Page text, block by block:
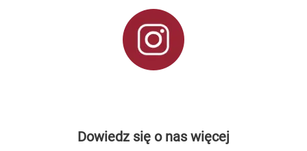
Dowiedz się o nas więcej